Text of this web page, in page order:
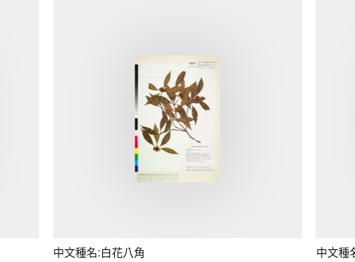
中文種名:白花八角 中文種